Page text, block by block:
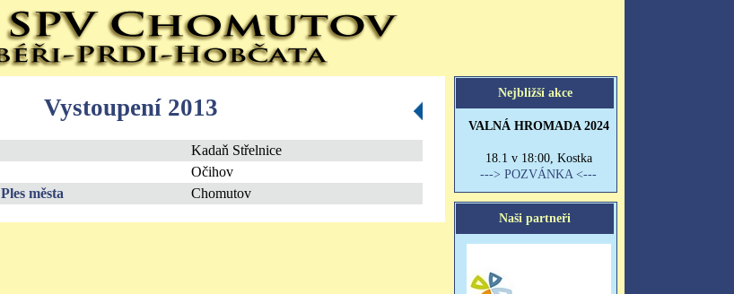
Vystoupení 2013
Kadaň Střelnice
Očihov
Ples města Chomutov